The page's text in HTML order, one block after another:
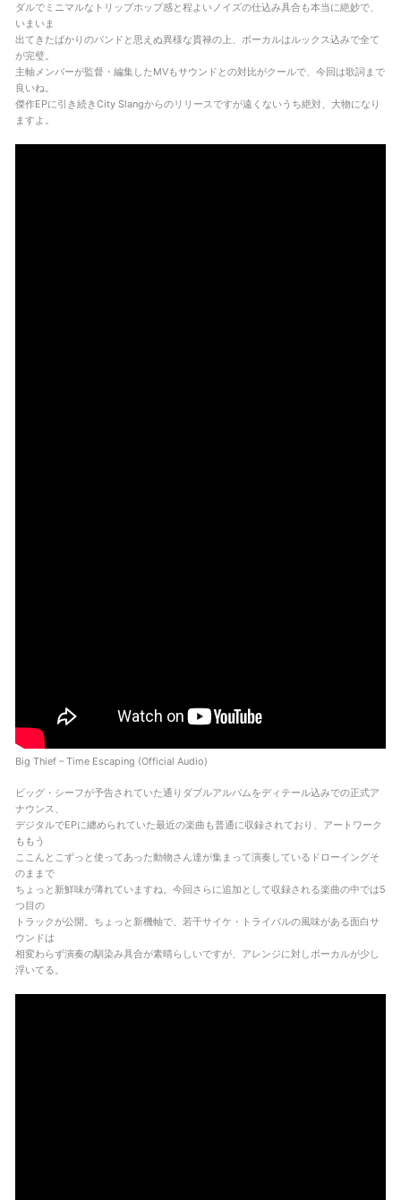
ダルでミニマルなトリップホップ感と程よいノイズの仕込み具合も本当に絶妙で、
いまいま
出てきたばかりのバンドと思えぬ異様な貫禄の上、ボーカルはルックス込みで全て
が完璧。
主軸メンバーが監督・編集したMVもサウンドとの対比がクールで、今回は歌詞まで
良いね。
傑作EPに引き続きCity Slangからのリリースですが遠くないうち絶対、大物になり
ますよ。
Big Thief – Time Escaping (Official Audio)
ビッグ・シーフが予告されていた通りダブルアルバムをディテール込みでの正式ア
ナウンス、
デジタルでEPに纏められていた最近の楽曲も普通に収録されており、アートワーク
ももう
ここんとこずっと使ってあった動物さん達が集まって演奏しているドローイングそ
のままで
ちょっと新鮮味が薄れていますね。今回さらに追加として収録される楽曲の中では5
つ目の
トラックが公開。ちょっと新機軸で、若干サイケ・トライバルの風味がある面白サ
ウンドは
相変わらず演奏の馴染み具合が素晴らしいですが、アレンジに対しボーカルが少し
浮いてる。